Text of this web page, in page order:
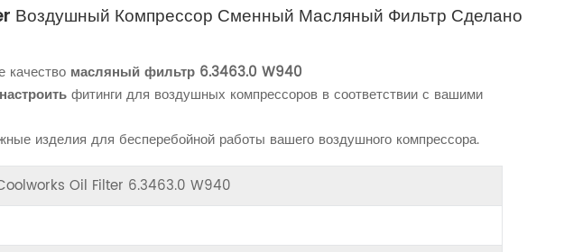
Воздушный Компрессор Сменный Масляный Фильтр Сделано
качество масляный фильтр 6.3463.0 W940
фитинги для воздушных компрессоров в соответствии с вашими
изделия для бесперебойной работы вашего воздушного компрессора.
Oil Filter 6.3463.0 W940